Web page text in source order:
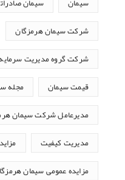
سیمان سیمان
شرکت سیمان هرمزگان
شرکت گروه مدیریت سرمایه
قیمت سیمان مجله
مدیرعامل شرکت سیمان
مدیریت کیفیت
مزایده عمومی سیمان